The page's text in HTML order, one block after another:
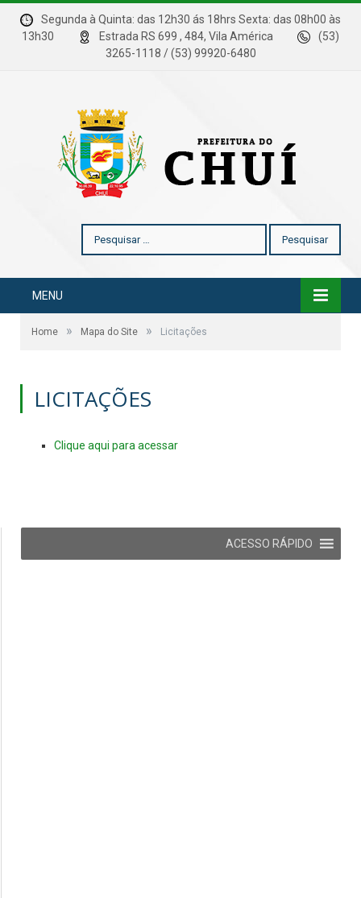
Segunda à Quinta: das 12h30 ás 18hrs Sexta: das 08h00 às
13h30
Estrada RS 699 , 484, Vila América
(53)
3265-1118 / (53) 99920-6480
MENU
Home » Mapa do Site » Licitações
LICITAÇÕES
Clique aqui para acessar
ACESSO RÁPIDO